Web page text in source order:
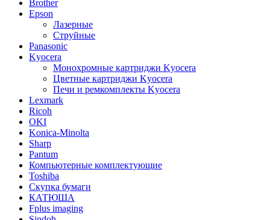
Brother
Epson
Лазерные
Струйные
Panasonic
Kyocera
Монохромные картриджи Kyocera
Цветные картриджи Kyocera
Печи и ремкомплекты Kyocera
Lexmark
Ricoh
OKI
Konica-Minolta
Sharp
Pantum
Компьютерные комплектующие
Toshiba
Скупка бумаги
КАТЮША
Fplus imaging